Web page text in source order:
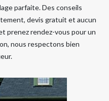
parfaite. Des conseils
devis gratuit et aucun
prenez rendez-vous pour un
nous respectons bien